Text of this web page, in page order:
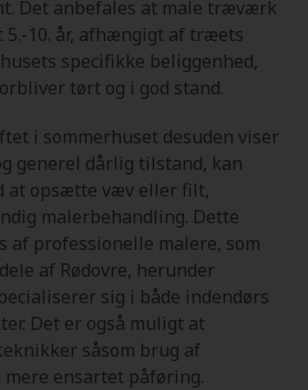
Det anbefales at male træværk
10. år, afhængigt af træets
specifikke beliggenhed,
tørt og i god stand.
i sommerhuset desuden viser
generel dårlig tilstand, kan
at opsætte væv eller filt,
malerbehandling. Dette
af professionelle malere, som
af Rødovre, herunder
sig i både indendørs
Det er også muligt at
såsom brug af
ensartet påføring.